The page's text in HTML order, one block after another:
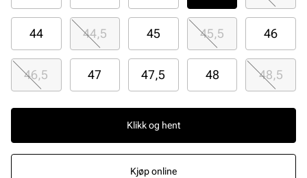
44 44,5 45 45,5 46
46,5 47 47,5 48 48,5
Klikk og hent
Kjøp online